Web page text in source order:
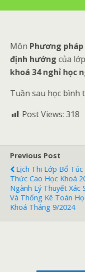
Môn Phương
định hướng của
khoá 34 nghỉ học
Tuần sau học bình
Post Views: 318
Previous Post
Lịch Thi Lớp Bổ Túc
Thức Cao Học Khoá
Ngành Lý Thuyết Xác
Và Thống Kê Toán
Khoá Tháng 9/2024